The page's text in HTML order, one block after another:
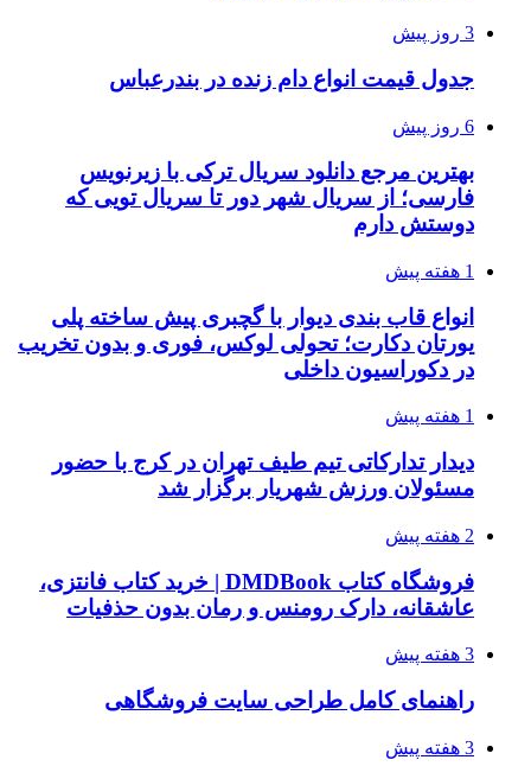
3 روز پیش
جدول قیمت انواع دام زنده در بندرعباس
6 روز پیش
بهترین مرجع دانلود سریال ترکی با زیرنویس
فارسی؛ از سریال شهر دور تا سریال تویی که
دوستش دارم
1 هفته پیش
انواع قاب بندی دیوار با گچبری پیش ساخته پلی
یورتان دکارت؛ تحولی لوکس، فوری و بدون تخریب
در دکوراسیون داخلی
1 هفته پیش
دیدار تدارکاتی تیم طیف تهران در کرج با حضور
مسئولان ورزش شهریار برگزار شد
2 هفته پیش
فروشگاه کتاب DMDBook | خرید کتاب فانتزی،
عاشقانه، دارک رومنس و رمان بدون حذفیات
3 هفته پیش
راهنمای کامل طراحی سایت فروشگاهی
3 هفته پیش